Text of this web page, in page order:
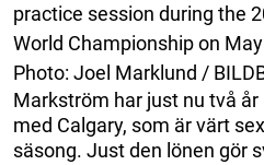
practice session during the
World Championship on
Photo: Joel Marklund /
Markström har just nu två
med Calgary, som är värt
säsong. Just den lönen gör